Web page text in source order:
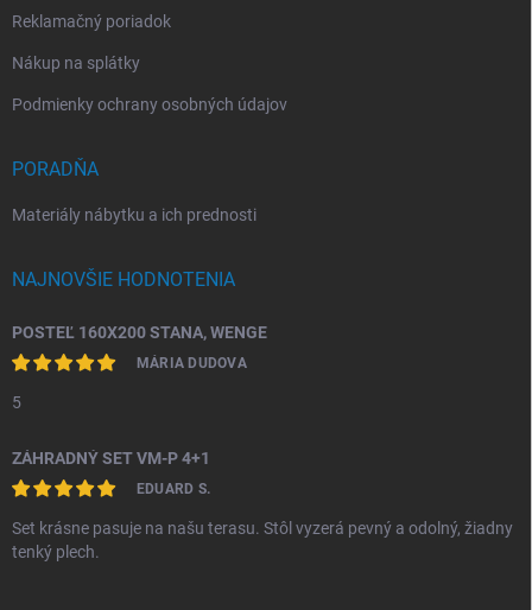
Reklamačný poriadok
Nákup na splátky
Podmienky ochrany osobných údajov
PORADŇA
Materiály nábytku a ich prednosti
NAJNOVŠIE HODNOTENIA
POSTEĽ 160X200 STANA, WENGE
MÁRIA DUDOVA
5
ZÁHRADNÝ SET VM-P 4+1
EDUARD S.
Set krásne pasuje na našu terasu. Stôl vyzerá pevný a odolný, žiadny
tenký plech.